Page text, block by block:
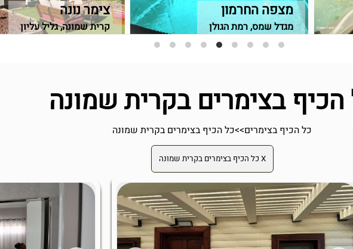
צימר נונה
קרית שמונה, גליל עליון
מצפה החרמון
מגדל שמס, רמת הגולן
הכיף בצימרים בקרית שמונה
כל הכיף בצימרים>>כל הכיף בצימרים בקרית שמונה
X כל הכיף בצימרים בקרית שמונה